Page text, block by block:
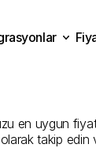
en uygun
olarak takip